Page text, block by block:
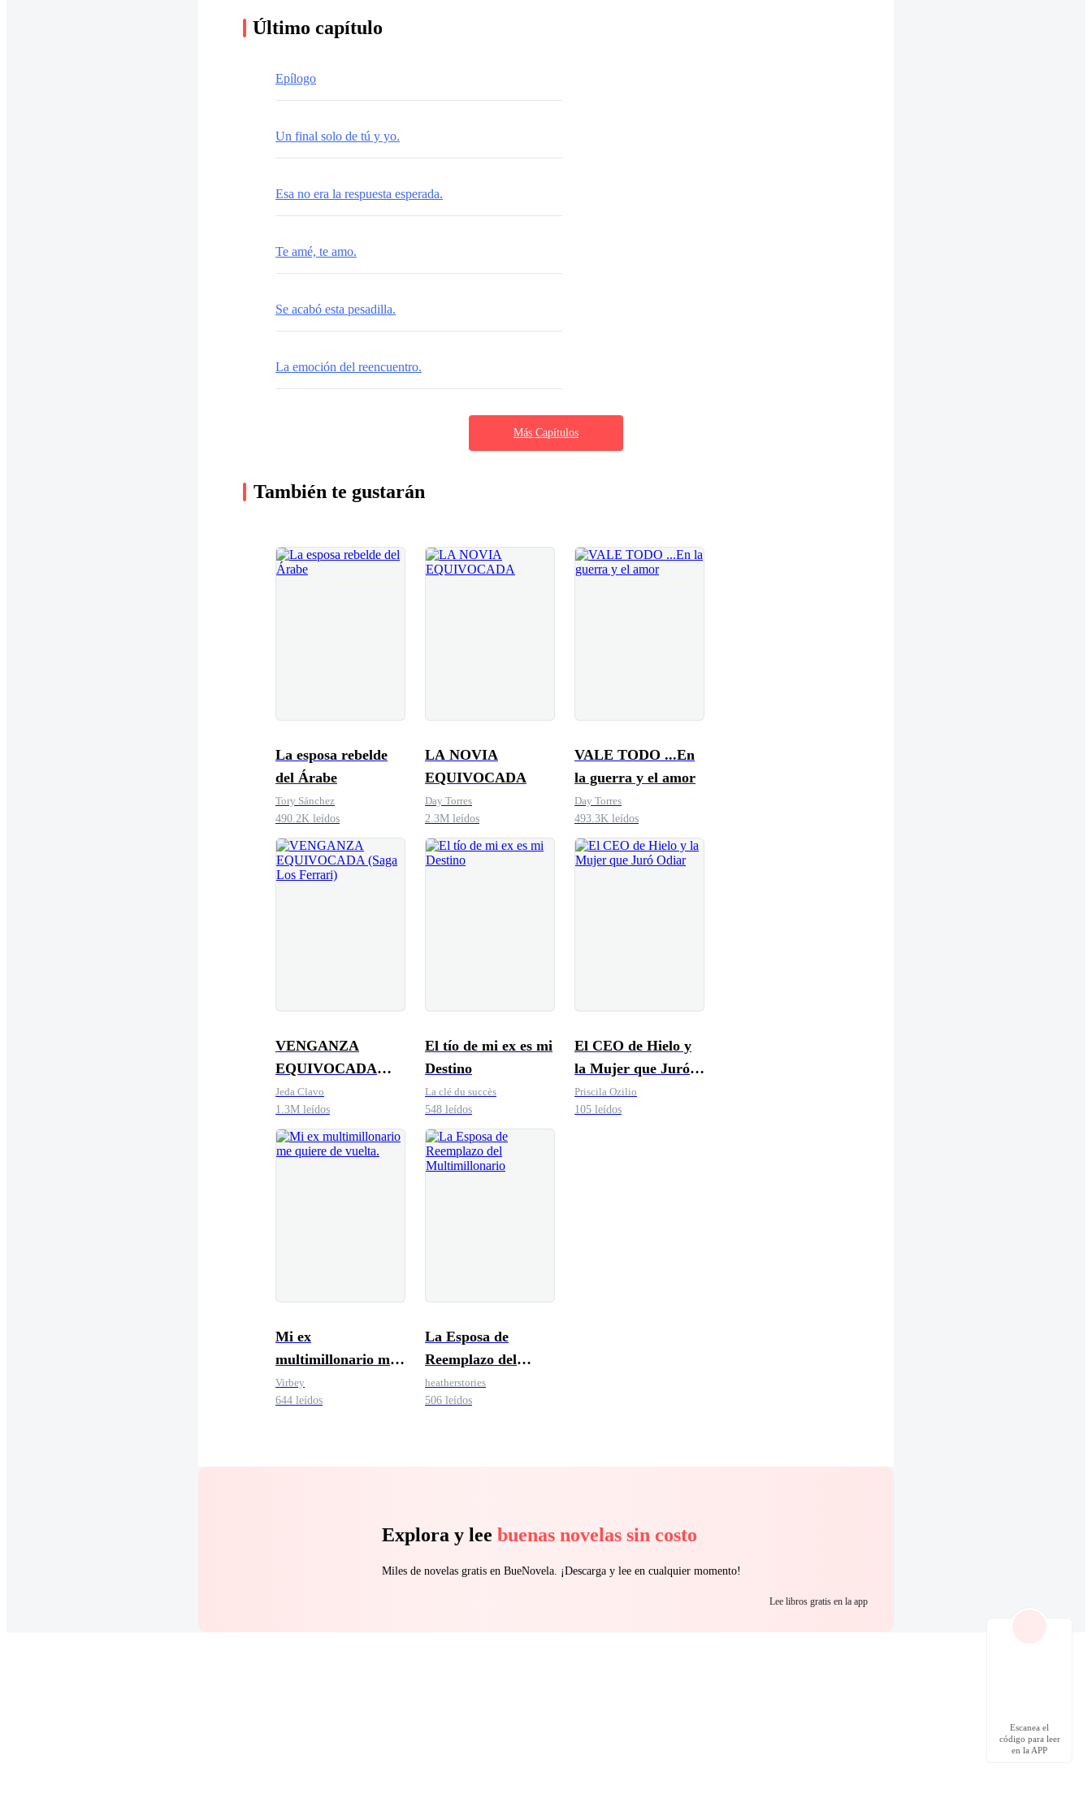
Último capítulo
Epílogo
Un final solo de tú y yo.
Esa no era la respuesta esperada.
Te amé, te amo.
Se acabó esta pesadilla.
La emoción del reencuentro.
Más Capítulos
También te gustarán
La esposa rebelde
del Árabe
Tory Sánchez
490.2K leídos
LA NOVIA
EQUIVOCADA
Day Torres
2.3M leídos
VALE TODO ...En
la guerra y el amor
Day Torres
493.3K leídos
VENGANZA
EQUIVOCADA
(Saga Los Ferrari)
Jeda Clavo
1.3M leídos
El tío de mi ex es mi
Destino
La clé du succès
548 leídos
El CEO de Hielo y
la Mujer que Juró
Odiar
Priscila Ozilio
105 leídos
Mi ex
multimillonario me
quiere de vuelta.
Virbey
644 leídos
La Esposa de
Reemplazo del
Multimillonario
heatherstories
506 leídos
Explora y lee buenas novelas sin costo
Miles de novelas gratis en BueNovela. ¡Descarga y lee en cualquier momento!
Lee libros gratis en la app
Escanea el
código para leer
en la APP